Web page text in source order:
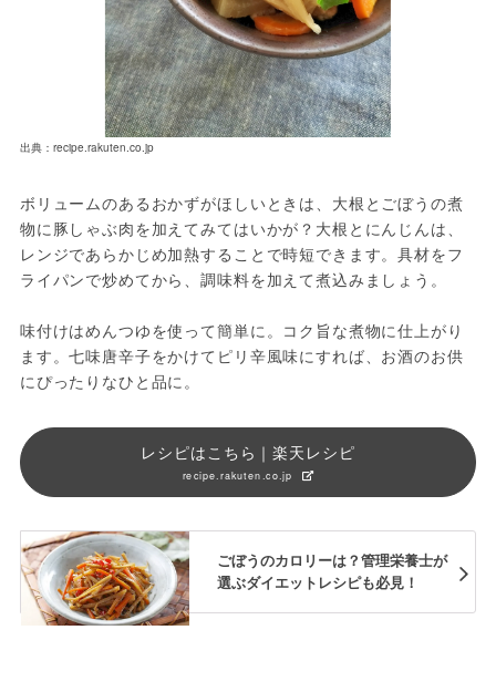
出典：recipe.rakuten.co.jp
ボリュームのあるおかずがほしいときは、大根とごぼうの煮
物に豚しゃぶ肉を加えてみてはいかが？大根とにんじんは、
レンジであらかじめ加熱することで時短できます。具材をフ
ライパンで炒めてから、調味料を加えて煮込みましょう。
味付けはめんつゆを使って簡単に。コク旨な煮物に仕上がり
ます。七味唐辛子をかけてピリ辛風味にすれば、お酒のお供
にぴったりなひと品に。
レシピはこちら｜楽天レシピ
recipe.rakuten.co.jp
ごぼうのカロリーは？管理栄養士が
選ぶダイエットレシピも必見！